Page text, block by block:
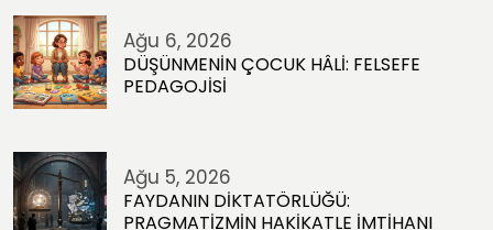
Ağu 6, 2026
DÜŞÜNMENİN ÇOCUK HÂLİ: FELSEFE
PEDAGOJİSİ
Ağu 5, 2026
FAYDANIN DİKTATÖRLÜĞÜ:
PRAGMATİZMİN HAKİKATLE İMTİHANI